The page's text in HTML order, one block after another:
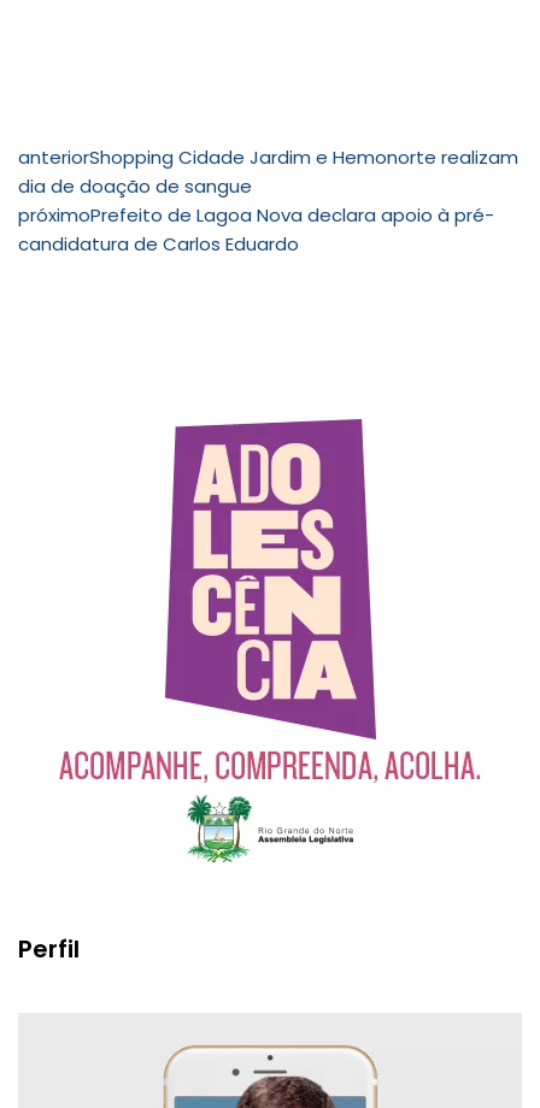
anteriorShopping Cidade Jardim e Hemonorte realizam
dia de doação de sangue
próximoPrefeito de Lagoa Nova declara apoio à pré-
candidatura de Carlos Eduardo
Perfil